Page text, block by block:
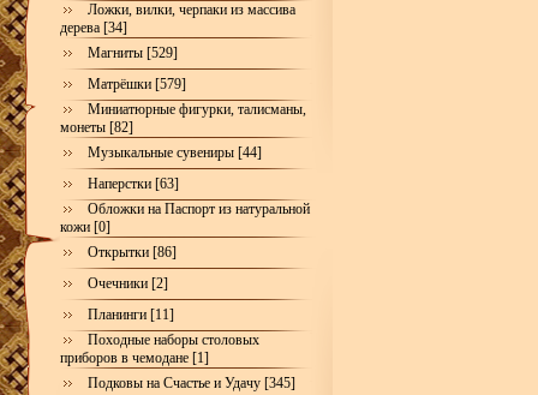
Ложки, вилки, черпаки из массива
дерева [34]
Магниты [529]
Матрёшки [579]
Миниатюрные фигурки, талисманы,
монеты [82]
Музыкальные сувениры [44]
Наперстки [63]
Обложки на Паспорт из натуральной
кожи [0]
Открытки [86]
Очечники [2]
Планинги [11]
Походные наборы столовых
приборов в чемодане [1]
Подковы на Счастье и Удачу [345]